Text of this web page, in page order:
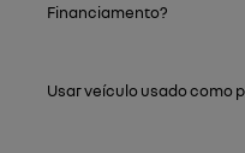
Financiamento?
Usar veículo usado como